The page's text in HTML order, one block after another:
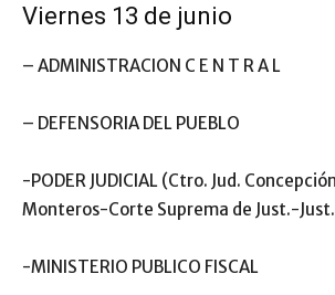
Viernes 13 de junio
– ADMINISTRACION C E N T R A L
– DEFENSORIA DEL PUEBLO
-PODER JUDICIAL (Ctro. Jud.
Monteros-Corte Suprema de Just.-
-MINISTERIO PUBLICO FISCAL